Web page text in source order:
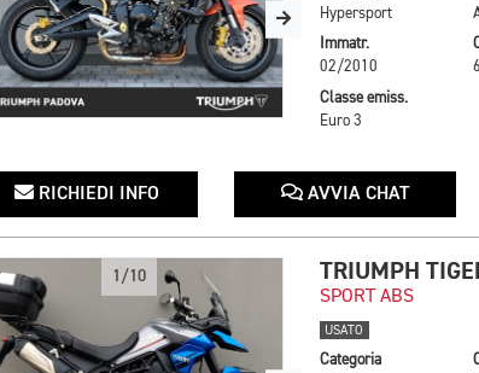
Hypersport
Immatr.
02/2010
Classe emiss.
Euro 3
RICHIEDI INFO AVVIA CHAT
1/10 TRIUMPH
SPORT ABS
USATO
Categoria